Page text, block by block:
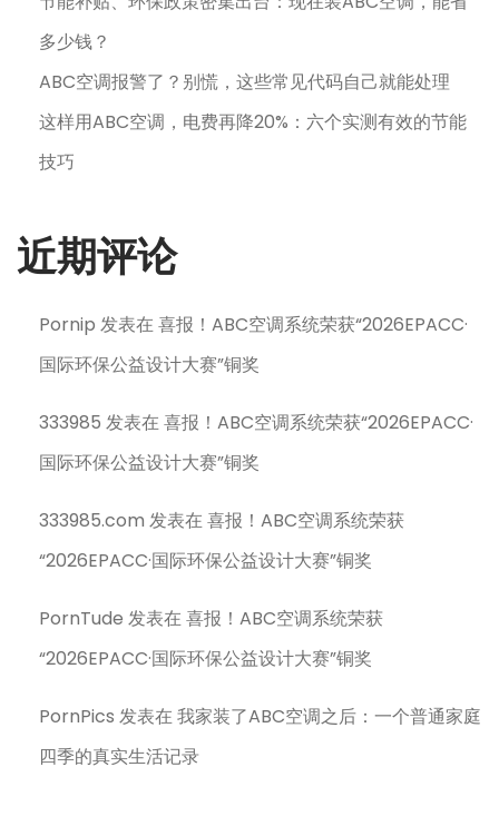
多少钱？
ABC空调报警了？别慌，这些常见代码自己就能处理
这样用ABC空调，电费再降20%：六个实测有效的节能
技巧
近期评论
Pornip 发表在喜报！ABC空调系统荣获“2026EPACC·
国际环保公益设计大赛”铜奖
333985 发表在喜报！ABC空调系统荣获“2026EPACC·
国际环保公益设计大赛”铜奖
333985.com 发表在喜报！ABC空调系统荣获
“2026EPACC·国际环保公益设计大赛”铜奖
PornTude 发表在喜报！ABC空调系统荣获
“2026EPACC·国际环保公益设计大赛”铜奖
PornPics 发表在我家装了ABC空调之后：一个普通家庭
四季的真实生活记录